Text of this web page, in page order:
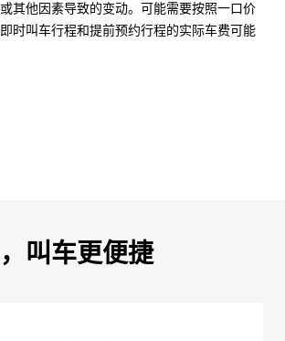
其他因素导致的变动。可能需要按照一口价
时叫车行程和提前预约行程的实际车费可能
叫车更便捷